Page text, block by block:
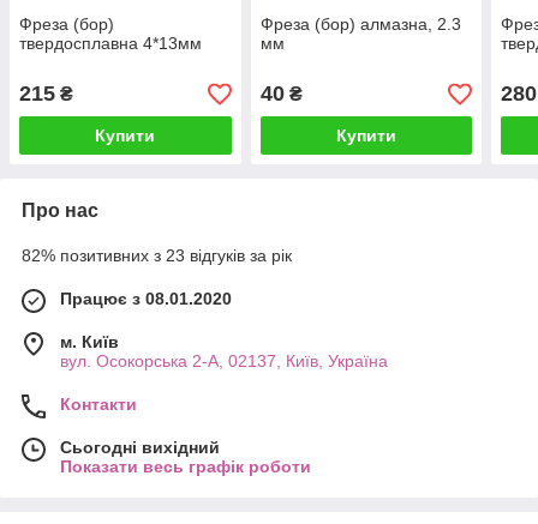
Фреза (бор)
твердосплавна 4*13мм
215 ₴
Купити
Фреза (бор) алмазна, 2.3
мм
40₴
Купити
280
Про нас
82% позитивних з 23 відгуків за рік
Працює з 08.01.2020
м. Київ
вул. Осокорська 2-А, 02137, Київ, Україна
Контакти
Сьогодні вихідний
Показати весь графік роботи